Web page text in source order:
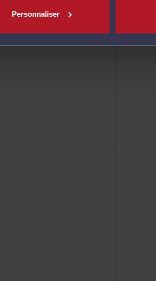
Personnaliser